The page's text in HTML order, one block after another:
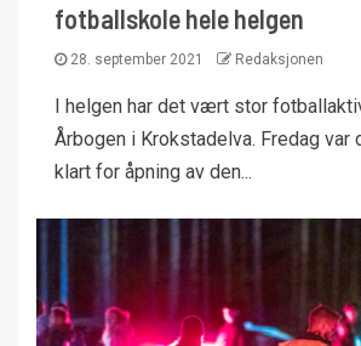
fotballskole hele helgen
28. september 2021 Redaksjonen
I helgen har det vært stor
Årbogen i Krokstadelva. Fredag var
klart for åpning av den...